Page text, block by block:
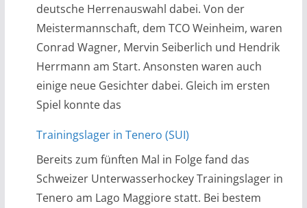
deutsche Herrenauswahl dabei. Von der
Meistermannschaft, dem TCO Weinheim, waren
Conrad Wagner, Mervin Seiberlich und Hendrik
Herrmann am Start. Ansonsten waren auch
einige neue Gesichter dabei. Gleich im ersten
Spiel konnte das
Trainingslager in Tenero (SUI)
Bereits zum fünften Mal in Folge fand das
Schweizer Unterwasserhockey Trainingslager in
Tenero am Lago Maggiore statt. Bei bestem